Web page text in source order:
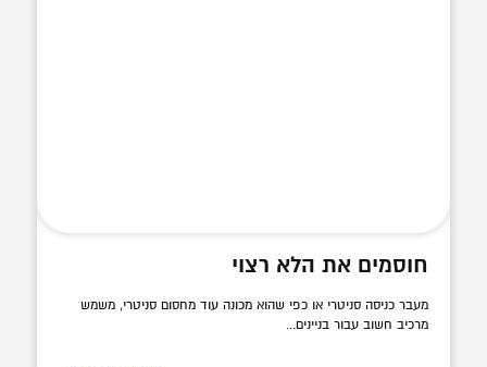
חוסמים את הלא רצוי
מעבר כניסה סניטרי או כפי שהוא מכונה עוד מחסום סניטרי, משמש
מרכיב חשוב עבור בניינים...